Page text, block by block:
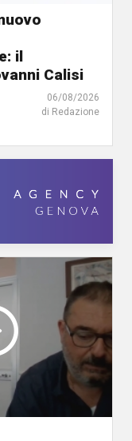
il
Calisi
06/08/2026
di Redazione